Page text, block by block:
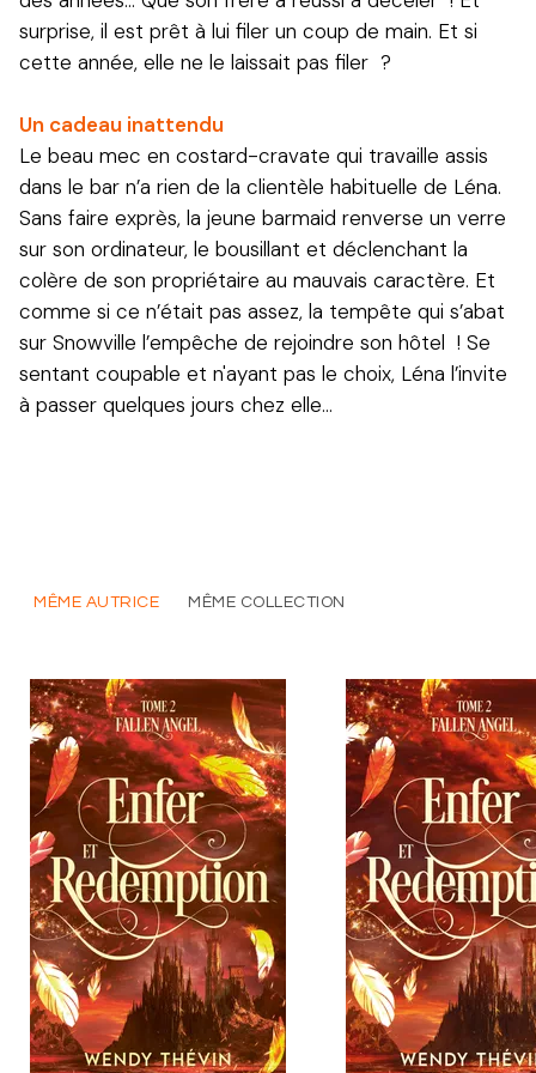
surprise, il est prêt à lui filer un coup de main. Et si
cette année, elle ne le laissait pas filer ?
Un cadeau inattendu
Le beau mec en costard-cravate qui travaille assis
dans le bar n’a rien de la clientèle habituelle de Léna.
Sans faire exprès, la jeune barmaid renverse un verre
sur son ordinateur, le bousillant et déclenchant la
colère de son propriétaire au mauvais caractère. Et
comme si ce n’était pas assez, la tempête qui s’abat
sur Snowville l’empêche de rejoindre son hôtel ! Se
sentant coupable et n'ayant pas le choix, Léna l’invite
à passer quelques jours chez elle…
MÊME AUTRICE MÊME COLLECTION